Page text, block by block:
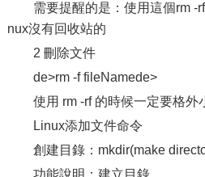
需要提醒的是：使用這個rm -
nux沒有回收站的
2 刪除文件
de>rm -f fileNamede>
使用 rm -rf 的時候一定要格
Linux添加文件命令
創建目錄：mkdir(make
功能說明：建立目錄